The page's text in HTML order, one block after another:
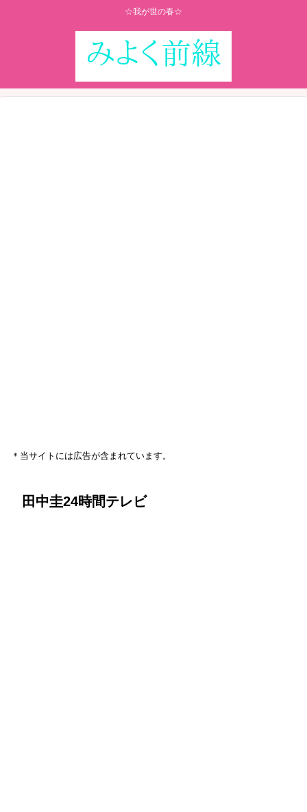
☆我が世の春☆
＊当サイトには広告が含まれています。
田中圭24時間テレビ